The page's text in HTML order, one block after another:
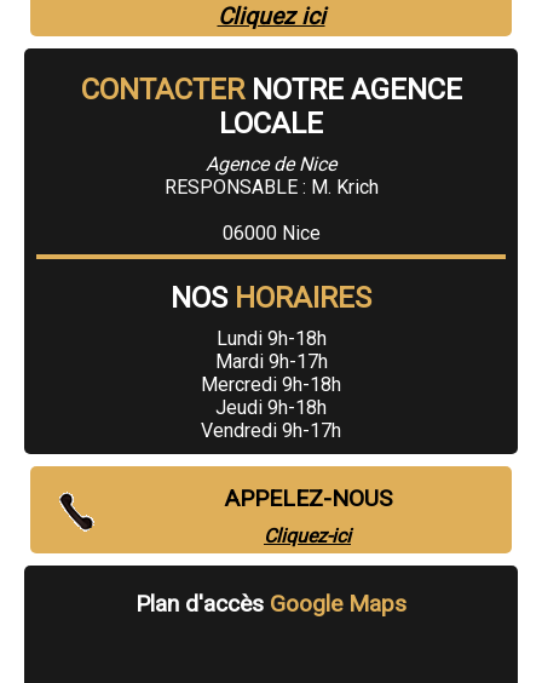
Cliquez ici
CONTACTERNOTRE AGENCE
LOCALE
Agence de Nice
RESPONSABLE : M. Krich
06000 Nice
NOS HORAIRES
Lundi 9h-18h
Mardi 9h-17h
Mercredi 9h-18h
Jeudi 9h-18h
Vendredi 9h-17h
APPELEZ-NOUS
Cliquez-ici
Plan d'accès Google Maps